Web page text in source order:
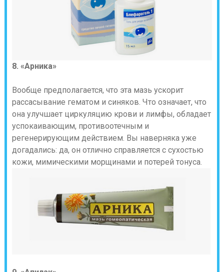
8. «Арника»
Вообще предполагается, что эта мазь ускорит
рассасывание гематом и синяков. Что означает, что
она улучшает циркуляцию крови и лимфы, обладает
успокаивающим, противоотечным и
регенерирующим действием. Вы наверняка уже
догадались: да, он отлично справляется с сухостью
кожи, мимическими морщинами и потерей тонуса.